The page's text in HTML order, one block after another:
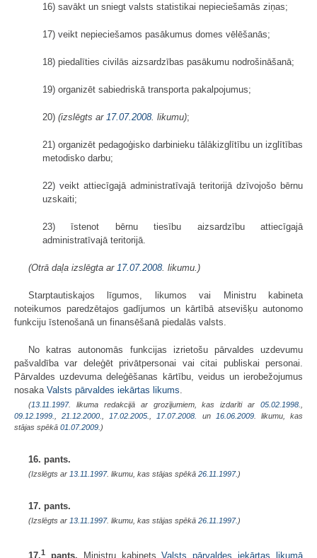
16) savākt un sniegt valsts statistikai nepieciešamās ziņas;
17) veikt nepieciešamos pasākumus domes vēlēšanās;
18) piedalīties civilās aizsardzības pasākumu nodrošināšanā;
19) organizēt sabiedriskā transporta pakalpojumus;
20) (izslēgts ar 17.07.2008 . likumu);
21) organizēt pedagoģisko darbinieku tālākizglītību un izglītības
metodisko darbu;
22) veikt attiecīgajā administratīvajā teritorijā dzīvojošo bērnu
uzskaiti;
23) īstenot bērnu tiesību aizsardzību attiecīgajā
administratīvajā teritorijā.
(Otrā daļa izslēgta ar 17.07.2008 . likumu.)
Starptautiskajos līgumos, likumos vai Ministru kabineta
noteikumos paredzētajos gadījumos un kārtībā atsevišķu autonomo
funkciju īstenošanā un finansēšanā piedalās valsts.
No katras autonomās funkcijas izrietošu pārvaldes uzdevumu
pašvaldība var deleģēt privātpersonai vai citai publiskai personai.
Pārvaldes uzdevuma deleģēšanas kārtību, veidus un ierobežojumus
nosaka Valsts pārvaldes iekārtas likums
(13.11.1997. likuma redakcijā ar grozījumiem, kas izdarīti ar 05.02.1998.
09.12.1999.
,21.12.2000. 17.02.2005. 17.07.2008. un 16.06.2009. likumu, kas
stājas spēkā 01.07.2009. )
16. pants.
(Izslēgts ar 13.11.1997. likumu, kas stājas spēkā 26.11.1997. )
17. pants.
(Izslēgts ar 13.11.1997. likumu, kas stājas spēkā 26.11.1997. )
17.1 pants. Ministru kabinetsValsts pārvaldes iekārtas likumā